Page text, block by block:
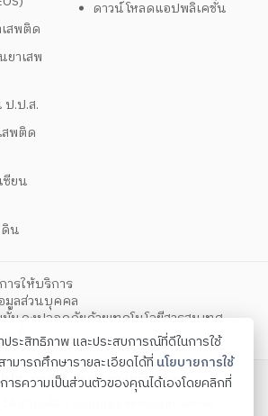
สพติด
ยาเสพ
.ป.ส.
สพติด
ซียน
น
ดาวน์โหลดแอปพลิเคชั่น
รให้บริการ
มูลส่วนบุคคล
นคงปลอดภัยด้วยเทคโนโลยีสารสนเทศ
กกี้
ส. ภาค 4 กระทรวงยุติธรรม
ระสิทธิภาพ และประสบการณ์ที่ดีในการใช้
มารถศึกษารายละเอียดได้ที่ นโยบายการใช้
รความเป็นส่วนตัวของคุณได้เองโดยคลิกที่